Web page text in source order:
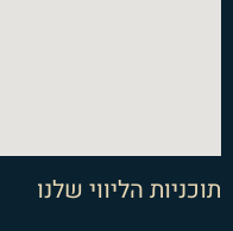
תוכניות הליווי שלנו